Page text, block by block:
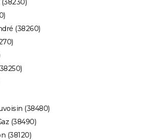
(38260)
(38480)
(38490)
(38120)